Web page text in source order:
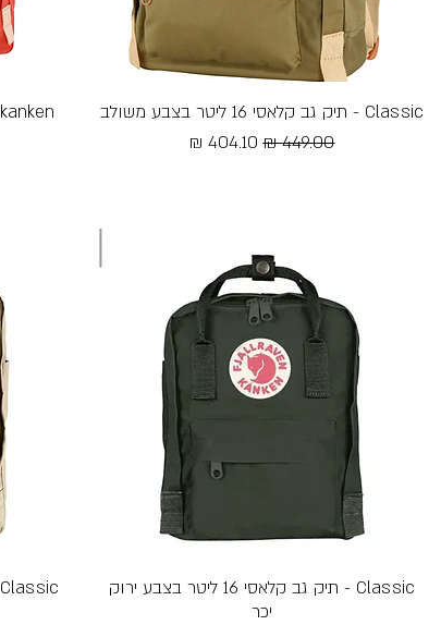
תצוגה מהירה
Classic - תיק גב קלאסי 16 ליטר בצבע משולב
מחיר רגיל‏449.00 ‏₪ מחיר מבצע
תצוגה מהירה Classic - תיק גב קלאסי 16 ליטר בצבע ירוק
יכר
Classic - תיק גב קלאסי 16 ליטר בצבע בג׳